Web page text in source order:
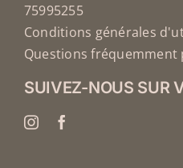
75995255
Conditions générales
Questions fréquemment
SUIVEZ-NOUS SUR